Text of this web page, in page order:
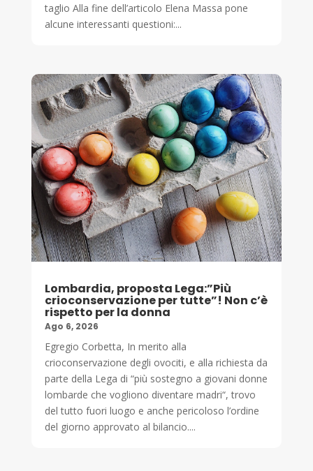
taglio Alla fine dell’articolo Elena Massa pone
alcune interessanti questioni:...
Lombardia, proposta Lega:”Più
crioconservazione per tutte”! Non c’è
rispetto per la donna
Ago 6, 2026
Egregio Corbetta, In merito alla
crioconservazione degli ovociti, e alla richiesta da
parte della Lega di “più sostegno a giovani donne
lombarde che vogliono diventare madri“, trovo
del tutto fuori luogo e anche pericoloso l’ordine
del giorno approvato al bilancio....